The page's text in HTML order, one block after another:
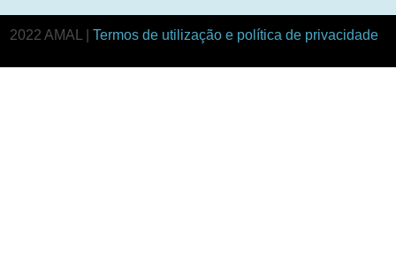
2022 AMAL | Termos de utilização e política de privacidade